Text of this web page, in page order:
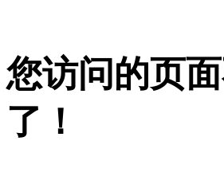
您访问的页
了！